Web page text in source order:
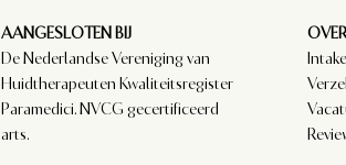
AANGESLOTEN BIJ
De Nederlandse Vereniging van
Huidtherapeuten Kwaliteitsregister
Paramedici. NVCG gecertificeerd
arts.